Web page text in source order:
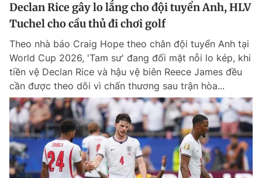
Declan Rice gây lo lắng cho đội tuyển Anh, HLV
Tuchel cho cầu thủ đi chơi golf
Theo nhà báo Craig Hope theo chân đội tuyển Anh tại
World Cup 2026, 'Tam sư' đang đối mặt nỗi lo kép, khi
tiền vệ Declan Rice và hậu vệ biên Reece James đều
cần được theo dõi vì chấn thương sau trận hòa...